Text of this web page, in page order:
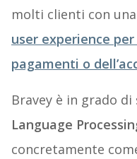
molti clienti con
user experience
pagamenti o
Bravey è in grado
Language
concretamente